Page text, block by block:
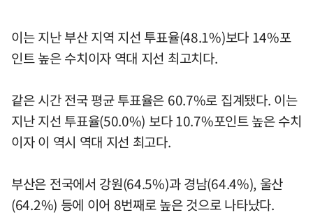
이는 지난 부산 지역 지선 투표율(48.1%)보다 14%포
인트 높은 수치이자 역대 지선 최고치다.
같은 시간 전국 평균 투표율은 60.7%로 집계됐다. 이는
지난 지선 투표율(50.0%) 보다 10.7%포인트 높은 수치
이자 이 역시 역대 지선 최고다.
부산은 전국에서 강원(64.5%)과 경남(64.4%), 울산
(64.2%) 등에 이어 8번째로 높은 것으로 나타났다.